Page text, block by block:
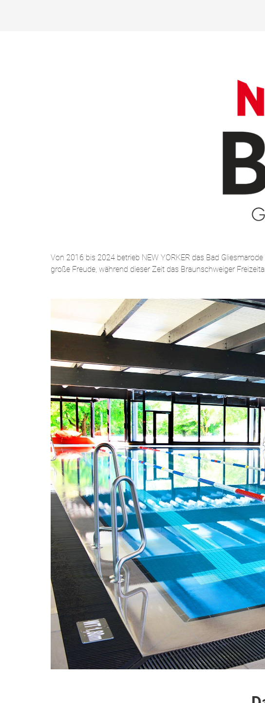
Von 2016 bis 2024 betrieb NEW YORKER das Bad
große Freude, während dieser Zeit das Braunschweiger